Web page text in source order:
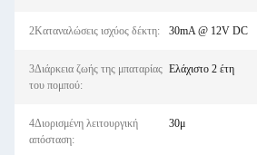
2Καταναλώσεις ισχύος δέκτη: 30mA @ 12V DC
3Διάρκεια ζωής της μπαταρίας
του πομπού:
Ελάχιστο 2 έτη
4Διορισμένη λειτουργική
απόσταση:
30μ